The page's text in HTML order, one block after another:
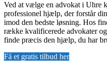
Ved at vælge en advokat i Uhre
professionel hjælp, der forstår
imod den bedste løsning. Hos
række kvalificerede advokater
finde præcis den hjælp, du har
Få et gratis tilbud her